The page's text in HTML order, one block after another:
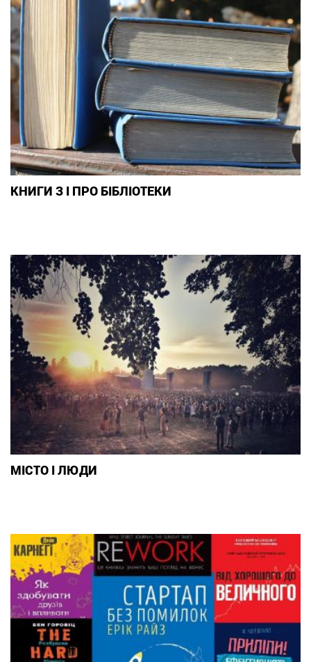
КНИГИ З І ПРО БІБЛІОТЕКИ
МІСТО І ЛЮДИ